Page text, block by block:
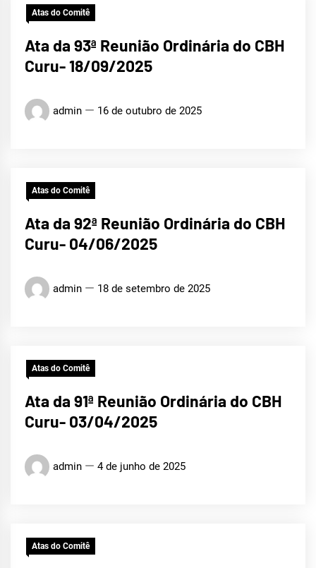
Atas do Comitê
Ata da 93ª Reunião Ordinária do CBH
Curu- 18/09/2025
admin 16 de outubro de 2025
Atas do Comitê
Ata da 92ª Reunião Ordinária do CBH
Curu- 04/06/2025
admin 18 de setembro de 2025
Atas do Comitê
Ata da 91ª Reunião Ordinária do CBH
Curu- 03/04/2025
admin 4 de junho de 2025
Atas do Comitê